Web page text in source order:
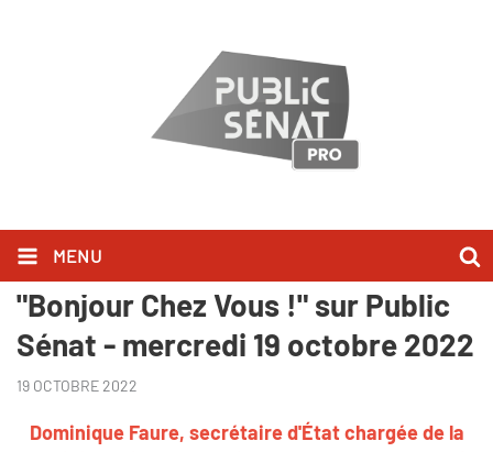
MENU
Dominique Faure l'a dit dans
"Bonjour Chez Vous !" sur Public
Sénat - mercredi 19 octobre 2022
19 OCTOBRE 2022
Dominique Faure, secrétaire d'État chargée de la